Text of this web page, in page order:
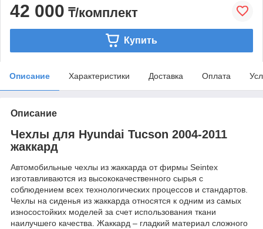
42 000 ₸/комплект
Купить
Описание Характеристики Доставка Оплата
Описание
Чехлы для Hyundai Tucson 2004-2011
жаккард
Автомобильные чехлы из жаккарда от фирмы Seintex
изготавливаются из высококачественного сырья с
соблюдением всех технологических процессов и стандартов.
Чехлы на сиденья из жаккарда относятся к одним из самых
износостойких моделей за счет использования ткани
наилучшего качества. Жаккард – гладкий материал сложного